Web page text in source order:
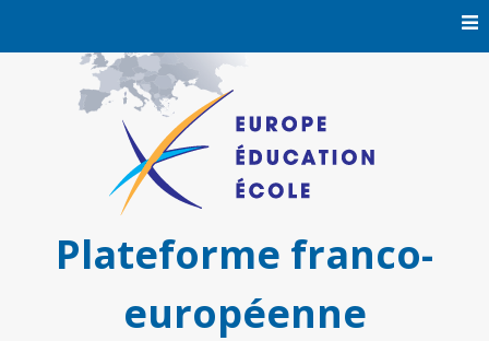
Plateforme franco-
européenne